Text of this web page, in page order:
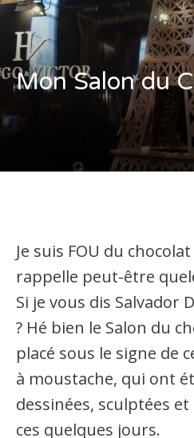
Mon Salon du
Je suis FOU du
rappelle peut-être
Si je vous dis Salvador
? Hé bien le Salon du
placé sous le signe de
à moustache, qui ont
dessinées, sculptées
ces quelques jours.